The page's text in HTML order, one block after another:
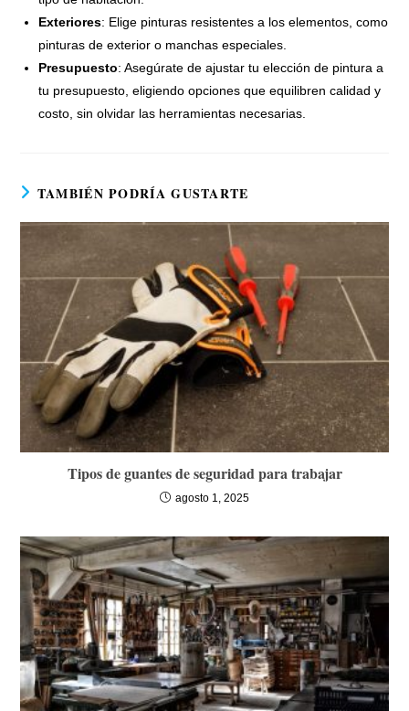
Exteriores: Elige pinturas resistentes a los elementos, como
pinturas de exterior o manchas especiales.
Presupuesto: Asegúrate de ajustar tu elección de pintura a
tu presupuesto, eligiendo opciones que equilibren calidad y
costo, sin olvidar las herramientas necesarias.
TAMBIÉN PODRÍA GUSTARTE
Tipos de guantes de seguridad para trabajar
agosto 1, 2025